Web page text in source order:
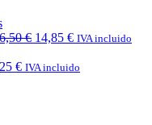
€ 14,85 € IVA incluido
€ IVA incluido